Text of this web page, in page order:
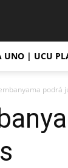
UNO | UCU
podrá